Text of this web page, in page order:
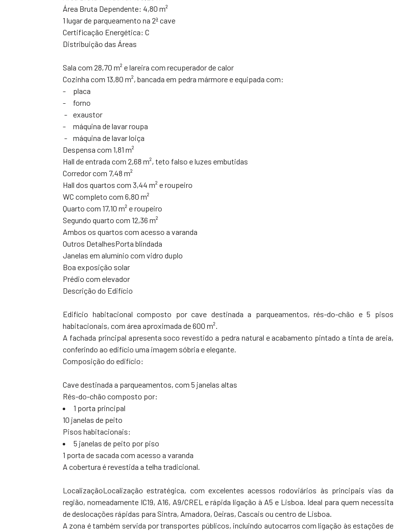
Área Bruta Dependente: 4,80 m²
1 lugar de parqueamento na 2ª cave
Certificação Energética: C
Distribuição das Áreas
Sala com 28,70 m² e lareira com recuperador de calor
Cozinha com 13,80 m², bancada em pedra mármore e equipada com:
- placa
- forno
- exaustor
- máquina de lavar roupa
- máquina de lavar loiça
Despensa com 1,81 m²
Hall de entrada com 2,68 m², teto falso e luzes embutidas
Corredor com 7,48 m²
Hall dos quartos com 3,44 m² e roupeiro
WC completo com 6,80 m²
Quarto com 17,10 m² e roupeiro
Segundo quarto com 12,36 m²
Ambos os quartos com acesso a varanda
Outros DetalhesPorta blindada
Janelas em alumínio com vidro duplo
Boa exposição solar
Prédio com elevador
Descrição do Edifício
Edifício habitacional composto por cave destinada a parqueamentos, rés-do-chão e 5 pisos
habitacionais, com área aproximada de 600 m².
A fachada principal apresenta soco revestido a pedra natural e acabamento pintado a tinta de areia,
conferindo ao edifício uma imagem sóbria e elegante.
Composição do edifício:
Cave destinada a parqueamentos, com 5 janelas altas
Rés-do-chão composto por:
1 porta principal
10 janelas de peito
Pisos habitacionais:
5 janelas de peito por piso
1 porta de sacada com acesso a varanda
A cobertura é revestida a telha tradicional.
LocalizaçãoLocalização estratégica, com excelentes acessos rodoviários às principais vias da
região, nomeadamente IC19, A16, A9/CREL e rápida ligação à A5 e Lisboa. Ideal para quem necessita
de deslocações rápidas para Sintra, Amadora, Oeiras, Cascais ou centro de Lisboa.
A zona é também servida por transportes públicos, incluindo autocarros com ligação às estações de